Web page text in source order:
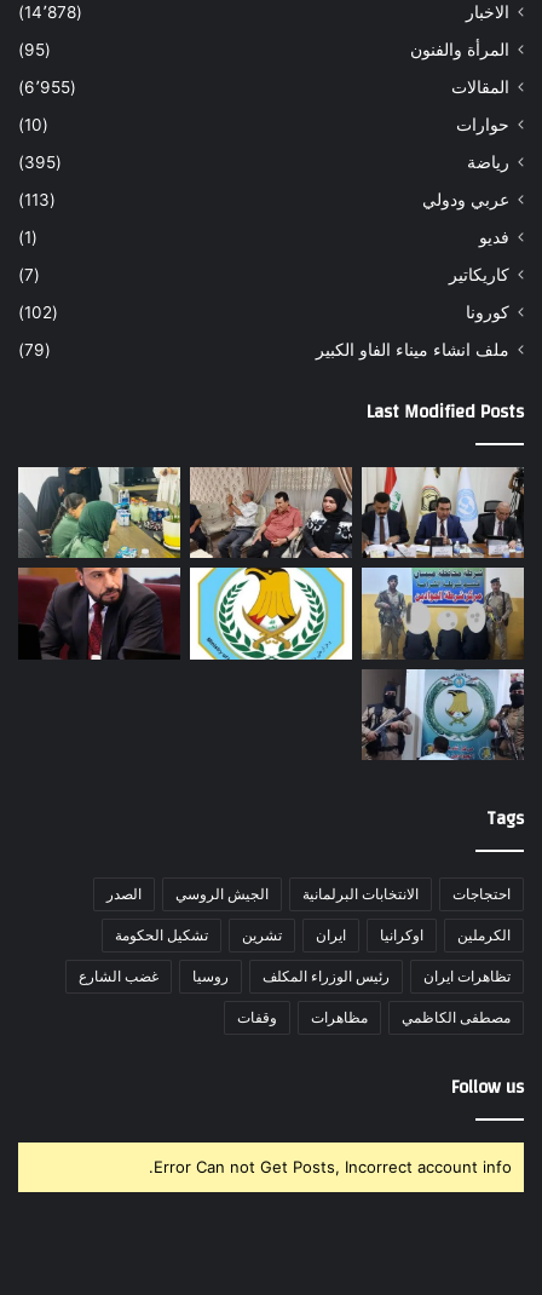
الاخبار
(14٬878)
المرأة والفنون
(95)
المقالات
(6٬955)
حوارات
(10)
رياضة
(395)
عربي ودولي
(113)
فديو
(1)
كاريكاتير
(7)
كورونا
(102)
ملف انشاء ميناء الفاو الكبير
(79)
Last Modified Posts
Tags
احتجاجات الانتخابات البرلمانية الجيش الروسي الصدر
الكرملين اوكرانيا ايران تشرين تشكيل الحكومة
تظاهرات ايران رئيس الوزراء المكلف روسيا غضب الشارع
مصطفى الكاظمي مظاهرات وقفات
Follow us
Error Can not Get Posts, Incorrect account info.